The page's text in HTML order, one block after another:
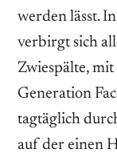
werden lässt.
verbirgt sich
Zwiespälte,
Generation
tagtäglich
auf der einen